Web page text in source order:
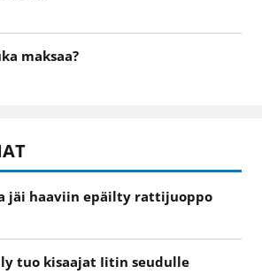
maksaa?
jäi haaviin epäilty rattijuoppo
tuo kisaajat Iitin seudulle